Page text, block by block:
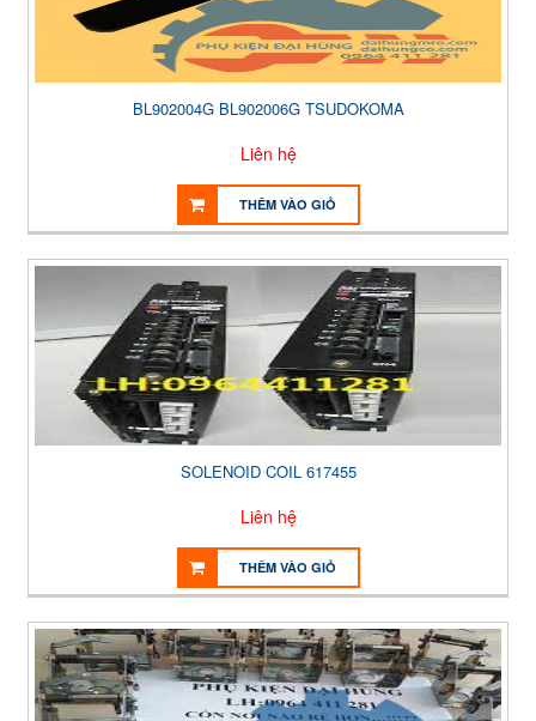
BL902004G BL902006G TSUDOKOMA
Liên hệ
THÊM VÀO GIỎ
SOLENOID COIL 617455
Liên hệ
THÊM VÀO GIỎ